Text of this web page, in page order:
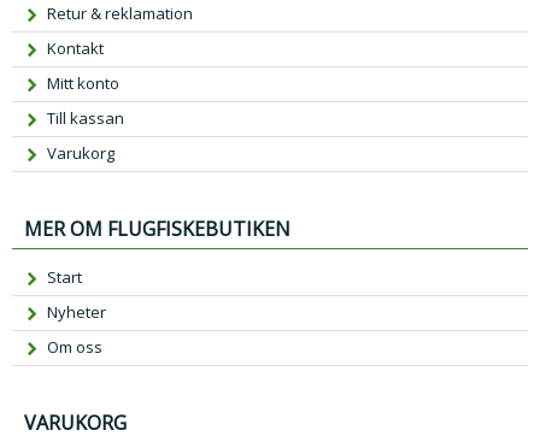
Retur & reklamation
Kontakt
Mitt konto
Till kassan
Varukorg
MER OM FLUGFISKEBUTIKEN
Start
Nyheter
Om oss
VARUKORG